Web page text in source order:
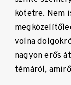
kötetre. Nem
volna
nagyon erős
témáról,